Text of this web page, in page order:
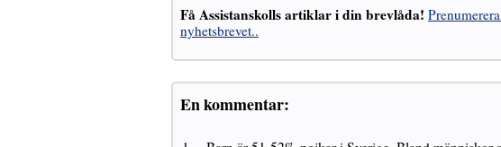
Få Assistanskolls artiklar i din brevlåda!
nyhetsbrevet..
En kommentar: